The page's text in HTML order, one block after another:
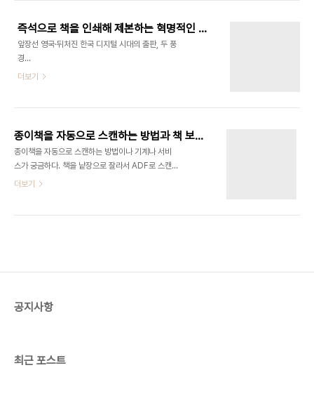
가물하다. 인용을 묶어서 작품을 만드는 시도는 가끔
있었다. 주말마다 하는 영화 소개 프로그램에도 잠깐
나온다. 영화 트랜스포머에서는 라디오 채널을 바꿔
가며 기계가 하고싶은 말을 하는 씬이 있다. 프린터가
없던 예전에는 영화에서 범죄자가 신문이나 잡지의
다. "시간은 금이다." "금 보기를 돌같이 하라." 처럼
즉석으로 책을 인쇄해 제본하는 혁명적인 기계
앞장선 영국·뒤처진 한국 디지털 시대의 출판, 두 풍
경
http://news.naver.com/main/hotissue/read.nhn?
http://www.ondemandbooks.com/home.htm
http://www.ondemandbooks.com/EBM_Brochure.pdf
즉석으로 책을 인쇄해 제본하는 기계가 있다고 합니
다. 소형 서점에서 재고 관리와 롱테일 수요에 좋은
혁명적인 기계라고 합니다. 전자책 시장으로..
더보기
종이책을 자동으로 스캔하는 방법과 책 보관비 계산
종이책을 자동으로 스캔하는 방법이나 기계나 서비
스가 궁금하다. 책을 낱장으로 잘라서 ADF로 스캔
하는 것 말고 자동으로 넘겨주고 스캔하거나 사진찍
보니까 우리 동네에서는 책 한권당 6단 책장에 보관
더보기
공지사항
최근 포스트